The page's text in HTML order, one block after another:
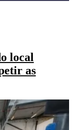
local
as